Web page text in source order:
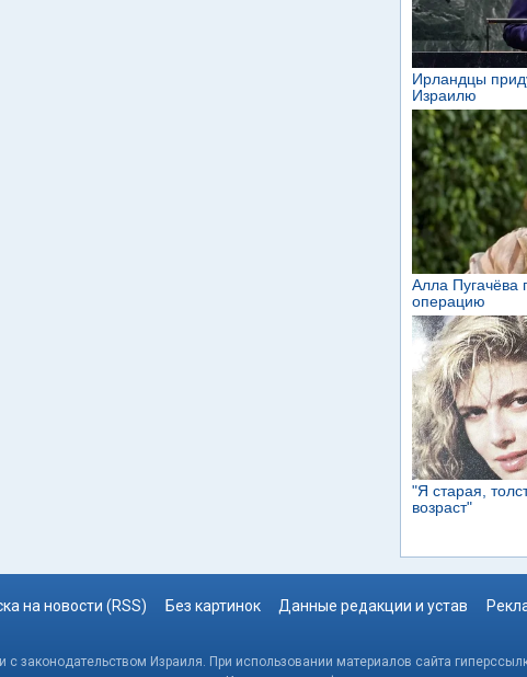
на новости (RSS) Без картинок Данные редакции и устав
законодательством Израиля. При использовании материалов сайта